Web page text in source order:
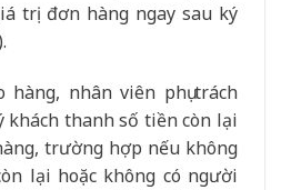
trị đơn hàng ngay sau ký
nhân viên phụ trách
khách thanh số tiền còn lại
trường hợp nếu không
lại hoặc không có người